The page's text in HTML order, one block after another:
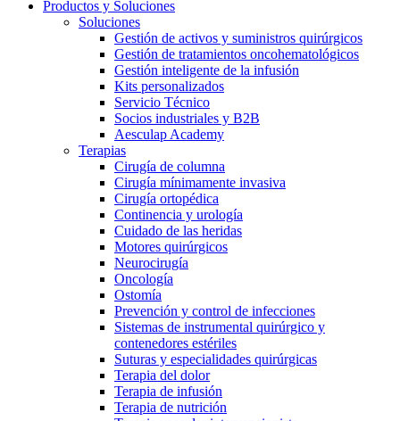
Catálogo de productos
Encuentra el producto que estás buscando. Visita el catálogo
de productos de B. Braun con nuestra cartera completa.
Cuidar de la salud en casa te ofrece la posibilidad de recuperar
tu independencia y mejorar tu calidad de vida.
En diálogo con B. Braun. Ponte en contacto con nosotros.
Productos y Soluciones
Soluciones
Gestión de activos y suministros quirúrgicos
Gestión de tratamientos oncohematológicos
Gestión inteligente de la infusión
Kits personalizados
Servicio Técnico
Socios industriales y B2B
Aesculap Academy
Terapias
Cirugía de columna
Cirugía mínimamente invasiva
Cirugía ortopédica
Continencia y urología
Cuidado de las heridas
Motores quirúrgicos
Neurocirugía
Oncología
Ostomía
Prevención y control de infecciones
Sistemas de instrumental quirúrgico y
contenedores estériles
Suturas y especialidades quirúrgicas
Terapia del dolor
Terapia de infusión
Terapia de nutrición